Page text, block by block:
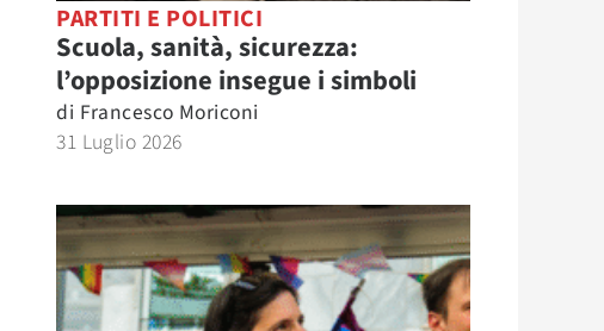
PARTITI E POLITICI
Scuola, sanità, sicurezza:
l’opposizione insegue i simboli
di Francesco Moriconi
31 Luglio 2026